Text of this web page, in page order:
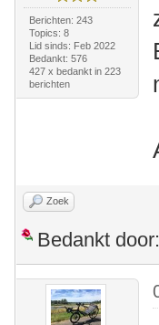
Berichten: 243
Topics: 8
Lid sinds: Feb 2022
Bedankt: 576
427 x bedankt in 223
berichten
Zoek
Bedankt door: